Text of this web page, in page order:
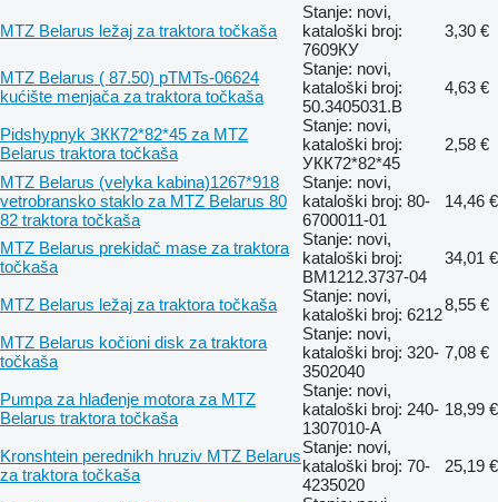
MTZ Belarus ležaj za traktora točkaša
Stanje: novi,
kataloški broj:
7609КУ
3,30 €
MTZ Belarus ( 87.50) pTMTs-06624
kućište menjača za traktora točkaša
Stanje: novi,
kataloški broj:
50.3405031.B
4,63 €
Pidshypnyk ЗКК72*82*45 za MTZ
Belarus traktora točkaša
Stanje: novi,
kataloški broj:
УКК72*82*45
2,58 €
MTZ Belarus (velyka kabina)1267*918
vetrobransko staklo za MTZ Belarus 80
82 traktora točkaša
Stanje: novi,
kataloški broj: 80-
6700011-01
14,46 €
MTZ Belarus prekidač mase za traktora
točkaša
Stanje: novi,
kataloški broj:
BM1212.3737-04
34,01 €
MTZ Belarus ležaj za traktora točkaša
Stanje: novi,
kataloški broj: 6212
8,55 €
MTZ Belarus kočioni disk za traktora
točkaša
Stanje: novi,
kataloški broj: 320-
3502040
7,08 €
Pumpa za hlađenje motora za MTZ
Belarus traktora točkaša
Stanje: novi,
kataloški broj: 240-
1307010-А
18,99 €
Kronshtein perednikh hruziv MTZ Belarus
za traktora točkaša
Stanje: novi,
kataloški broj: 70-
4235020
25,19 €